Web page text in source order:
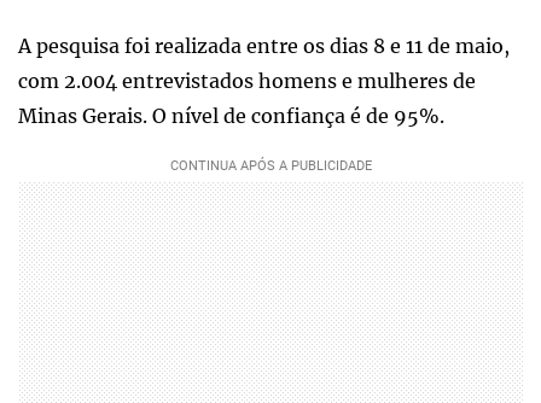
A pesquisa foi realizada entre os dias 8 e 11 de maio,
com 2.004 entrevistados homens e mulheres de
Minas Gerais. O nível de confiança é de 95%.